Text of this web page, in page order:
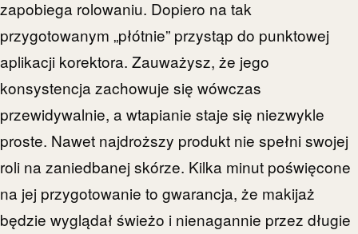
zapobiega rolowaniu. Dopiero na tak
przygotowanym „płótnie” przystąp do punktowej
aplikacji korektora. Zauważysz, że jego
konsystencja zachowuje się wówczas
przewidywalnie, a wtapianie staje się niezwykle
proste. Nawet najdroższy produkt nie spełni swojej
roli na zaniedbanej skórze. Kilka minut poświęcone
na jej przygotowanie to gwarancja, że makijaż
będzie wyglądał świeżo i nienagannie przez długie